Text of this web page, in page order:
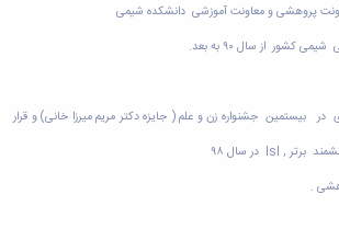
پروهشی و معاونت آموزشی دانشکده شیمی
.
بیستمین جشنواره زن و علم ( جایزه دکتر مریم میرزا خانی) و قرار
برتر lsl , در سال ۹۸
.